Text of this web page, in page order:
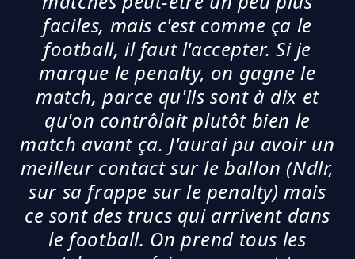
faciles, mais c'est comme ça le
football, il faut l'accepter. Si je
marque le penalty, on gagne le
match, parce qu'ils sont à dix et
qu'on contrôlait plutôt bien le
match avant ça. J'aurai pu avoir un
meilleur contact sur le ballon (Ndlr,
sur sa frappe sur le penalty) mais
ce sont des trucs qui arrivent dans
le football. On prend tous les